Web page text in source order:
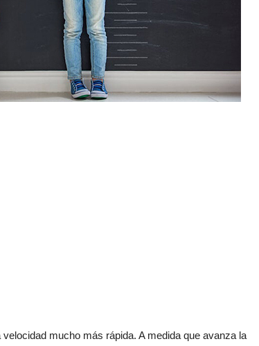
mucho más rápida. A medida que avanza la